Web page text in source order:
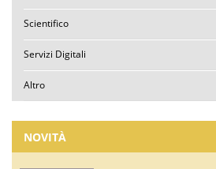
Scientifico
Servizi Digitali
Altro
NOVITÀ